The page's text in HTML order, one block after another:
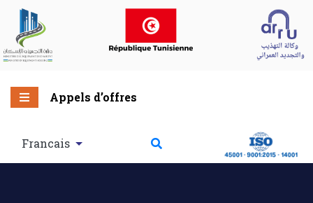
Appels d’offres
Francais